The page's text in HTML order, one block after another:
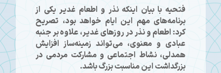
فتحیه با بیان اینکه نذر و اطعام غدیر یکی از
برنامه‌های مهم این ایام خواهد بود، تصریح
کرد: اطعام و نذر در روزهای غدیر، علاوه بر جنبه
عبادی و معنوی، می‌تواند زمینه‌ساز افزایش
همدلی، نشاط اجتماعی و مشارکت مردمی در
بزرگداشت این مناسبت بزرگ باشد.